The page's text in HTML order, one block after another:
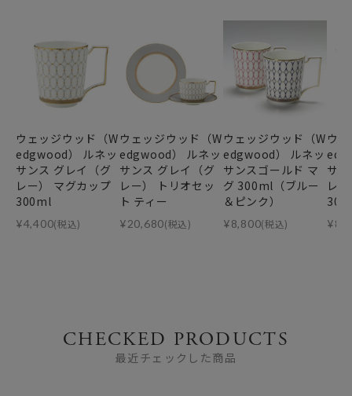
ウェッジウッド（W
edgwood） ルネッ
サンス グレイ（グ
レー） マグカップ
300ml
¥4,400(税込)
ウェッジウッド（W
edgwood） ルネッ
サンス グレイ（グ
レー） トリオセッ
ト ティー
¥20,680(税込)
ウェッジウッド（W
edgwood） ルネッ
サンスゴールド マ
グ 300ml（ブルー
＆ピンク）
¥8,800(税込)
ウ
サ
レ
¥
CHECKED PRODUCTS
最近チェックした商品